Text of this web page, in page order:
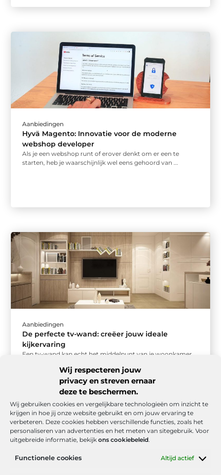
Wij respecteren jouw
privacy en streven ernaar
deze te beschermen.
Wij gebruiken cookies en vergelijkbare technologieën om inzicht te
krijgen in hoe jij onze website gebruikt en om jouw ervaring te
verbeteren. Deze cookies hebben verschillende functies, zoals het
personaliseren van advertenties en het meten van sitegebruik. Voor
uitgebreide informatie, bekijk ons cookiebeleid.
Functionele cookies Altijd actief
Aanbiedingen
Hyvä Magento: Innovatie voor de moderne
webshop developer
Als je een webshop runt of erover denkt om er een te
starten, heb je waarschijnlijk wel eens gehoord van ...
Aanbiedingen
De perfecte tv-wand: creëer jouw ideale
kijkervaring
Een tv-wand kan echt het middelpunt van je woonkamer